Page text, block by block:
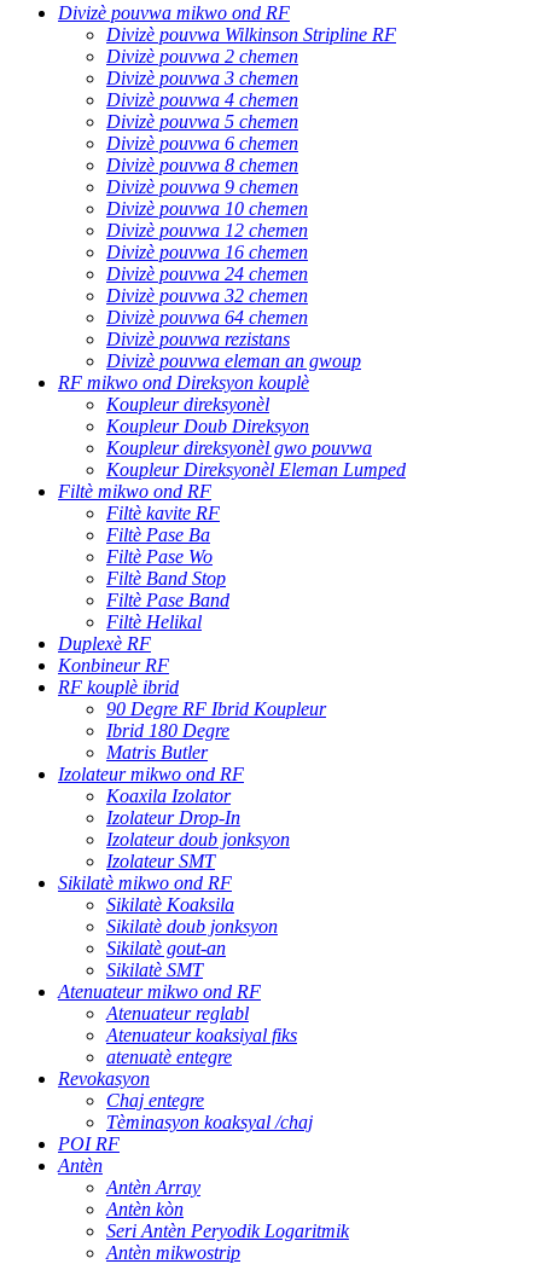
Divizè pouvwa mikwo ond RF
Divizè pouvwa Wilkinson Stripline RF
Divizè pouvwa 2 chemen
Divizè pouvwa 3 chemen
Divizè pouvwa 4 chemen
Divizè pouvwa 5 chemen
Divizè pouvwa 6 chemen
Divizè pouvwa 8 chemen
Divizè pouvwa 9 chemen
Divizè pouvwa 10 chemen
Divizè pouvwa 12 chemen
Divizè pouvwa 16 chemen
Divizè pouvwa 24 chemen
Divizè pouvwa 32 chemen
Divizè pouvwa 64 chemen
Divizè pouvwa rezistans
Divizè pouvwa eleman an gwoup
RF mikwo ond Direksyon kouplè
Koupleur direksyonèl
Koupleur Doub Direksyon
Koupleur direksyonèl gwo pouvwa
Koupleur Direksyonèl Eleman Lumped
Filtè mikwo ond RF
Filtè kavite RF
Filtè Pase Ba
Filtè Pase Wo
Filtè Band Stop
Filtè Pase Band
Filtè Helikal
Duplexè RF
Konbineur RF
RF kouplè ibrid
90 Degre RF Ibrid Koupleur
Ibrid 180 Degre
Matris Butler
Izolateur mikwo ond RF
Koaxila Izolator
Izolateur Drop-In
Izolateur doub jonksyon
Izolateur SMT
Sikilatè mikwo ond RF
Sikilatè Koaksila
Sikilatè doub jonksyon
Sikilatè gout-an
Sikilatè SMT
Atenuateur mikwo ond RF
Atenuateur reglabl
Atenuateur koaksiyal fiks
atenuatè entegre
Revokasyon
Chaj entegre
Tèminasyon koaksyal /chaj
POI RF
Antèn
Antèn Array
Antèn kòn
Seri Antèn Peryodik Logaritmik
Antèn mikwostrip